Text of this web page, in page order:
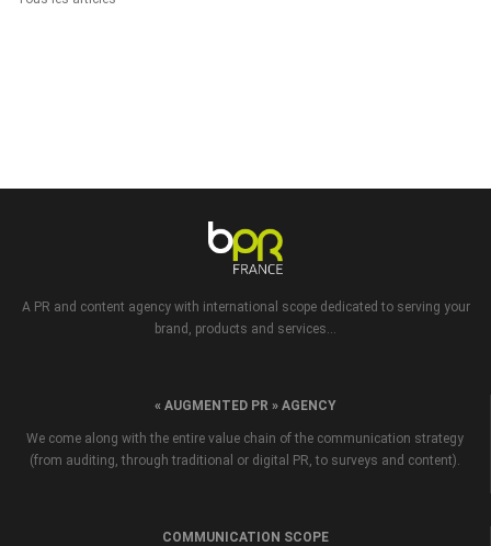
A PR and content agency with international scope dedicated to serving your
brand, products and services...
« AUGMENTED PR » AGENCY
We come along with the entire value chain of the communication strategy
(from auditing, through traditional or digital PR, to surveys and content).
COMMUNICATION SCOPE